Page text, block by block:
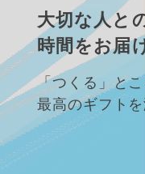
大切な人と
時間をお届
「つくる」と
最高のギフト